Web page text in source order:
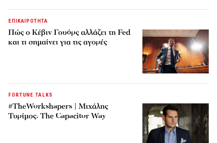
ΕΠΙΚΑΙΡΟΤΗΤΑ
Πώς ο Κέβιν Γουόρς αλλάζει τη Fed
και τι σημαίνει για τις αγορές
FORTUNE TALKS
#TheWorkshapers | Μιχάλης
Τυρίμος: The Capacitor Way